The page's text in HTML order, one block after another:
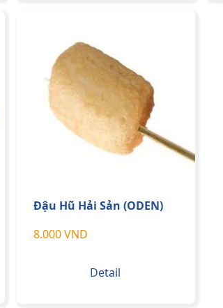
Đậu Hũ Hải Sản (ODEN)
8.000 VND
Detail